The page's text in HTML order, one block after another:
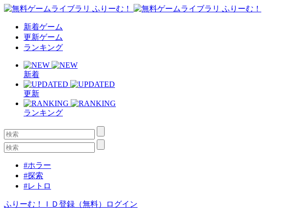
新着ゲーム
更新ゲーム
ランキング
新着
更新
ランキング
#ホラー
#探索
#レトロ
ふりーむ！ＩＤ登録（無料） ログイン